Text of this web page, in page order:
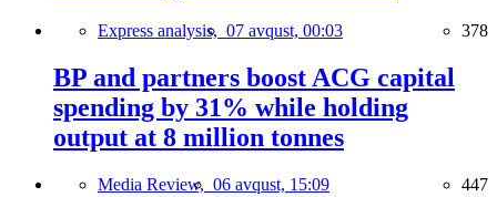
Express analysis, 07 avqust, 00:03 378
BP and partners boost ACG capital
spending by 31% while holding
output at 8 million tonnes
Media Review, 06 avqust, 15:09 447